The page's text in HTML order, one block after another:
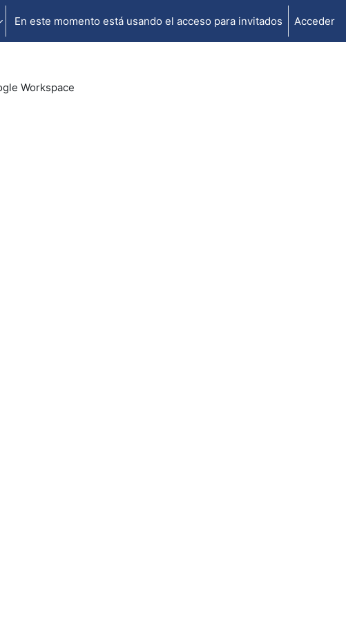
En este momento está usando el acceso para invitados Acceder
Workspace